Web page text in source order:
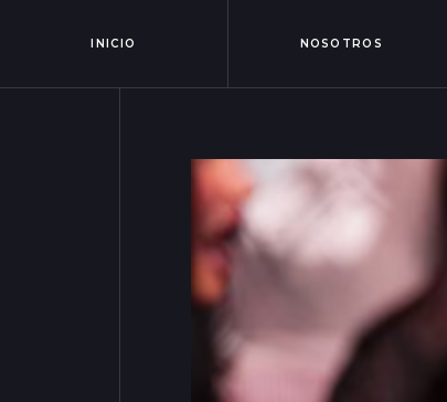
INICIO NOSOTROS